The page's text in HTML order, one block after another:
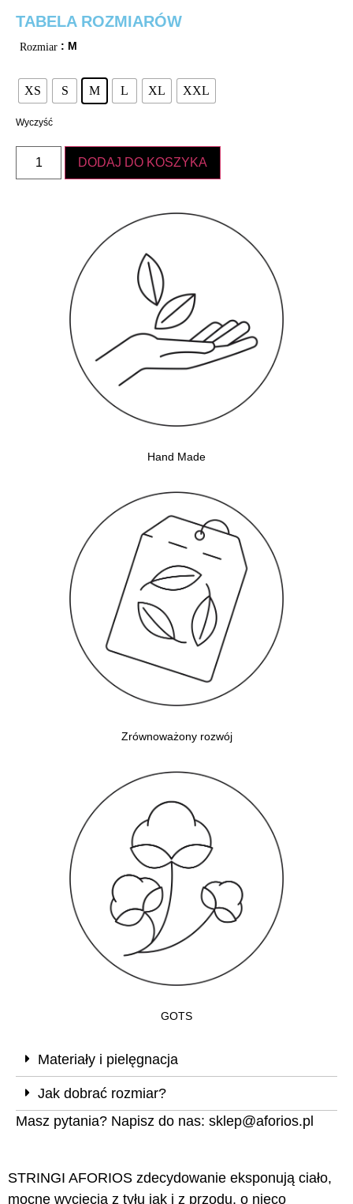
TABELA ROZMIARÓW
Rozmiar : M
XS S M L XL XXL
Wyczyść
DODAJ DO KOSZYKA
Hand Made
Zrównoważony rozwój
GOTS
Materiały i pielęgnacja
Jak dobrać rozmiar?
Masz pytania? Napisz do nas: sklep@aforios.pl
STRINGI AFORIOS zdecydowanie eksponują ciało,
mocne wycięcia z tyłu jak i z przodu, o nieco